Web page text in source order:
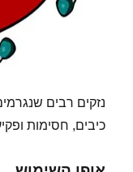
נזקים רבים
כיבים, חסימות